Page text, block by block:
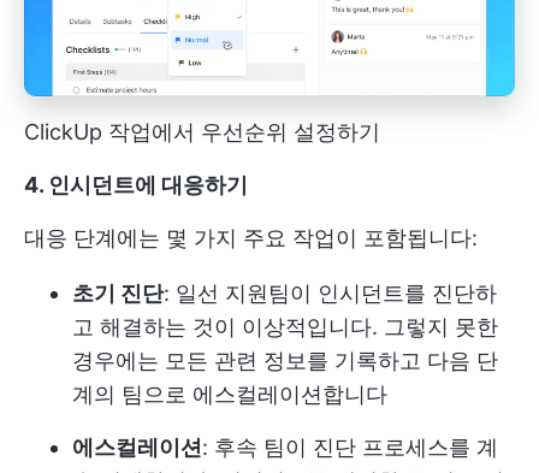
ClickUp 작업에서 우선순위 설정하기
4. 인시던트에 대응하기
대응 단계에는 몇 가지 주요 작업이 포함됩니다:
초기 진단: 일선 지원팀이 인시던트를 진단하
고 해결하는 것이 이상적입니다. 그렇지 못한
경우에는 모든 관련 정보를 기록하고 다음 단
계의 팀으로 에스컬레이션합니다
에스컬레이션: 후속 팀이 진단 프로세스를 계